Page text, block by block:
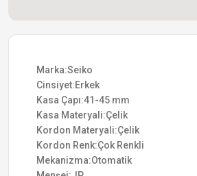
Marka:Seiko
Cinsiyet:Erkek
Kasa Çapı:41-45 mm
Kasa Materyali:Çelik
Kordon Materyali:Çelik
Kordon Renk:Çok Renkli
Mekanizma:Otomatik